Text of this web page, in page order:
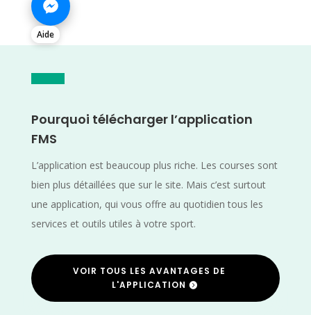
Aide
Pourquoi télécharger l’application
FMS
L’application est beaucoup plus riche. Les courses sont
bien plus détaillées que sur le site. Mais c’est surtout
une application, qui vous offre au quotidien tous les
services et outils utiles à votre sport.
VOIR TOUS LES AVANTAGES DE
L'APPLICATION